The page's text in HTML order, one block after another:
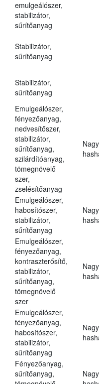
emulgeálószer,
stabilizátor,
sűrítőanyag
Stabilizátor,
sűrítőanyag
Stabilizátor,
sűrítőanyag
Emulgeálószer,
fényezőanyag,
nedvesítőszer,
stabilizátor,
sűrítőanyag,
szilárdítóanyag,
tömegnövelő
szer,
zselésítőanyag
Emulgeálószer,
habosítószer,
stabilizátor,
sűrítőanyag
Emulgeálószer,
fényezőanyag,
kontraszterősítő,
stabilizátor,
sűrítőanyag,
tömegnövelő
szer
Emulgeálószer,
fényezőanyag,
habosítószer,
stabilizátor,
sűrítőanyag
Fényezőanyag,
sűrítőanyag,